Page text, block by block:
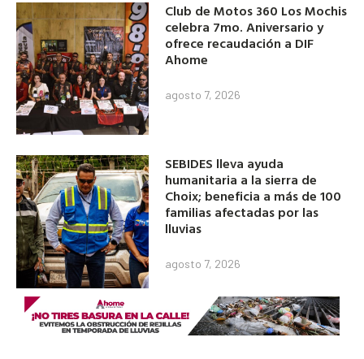
Club de Motos 360 Los Mochis
celebra 7mo. Aniversario y
ofrece recaudación a DIF
Ahome
agosto 7, 2026
SEBIDES lleva ayuda
humanitaria a la sierra de
Choix; beneficia a más de 100
familias afectadas por las
lluvias
agosto 7, 2026